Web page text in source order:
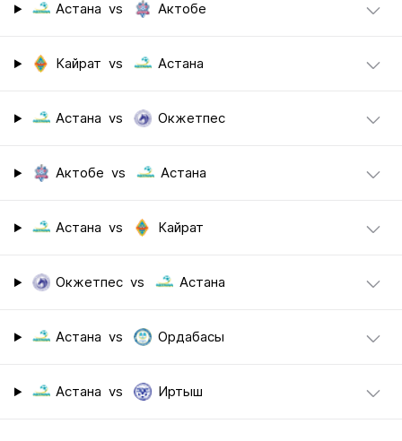
Астана vs Актобе
Кайрат vs Астана
Астана vs Окжетпес
Актобе vs Астана
Астана vs Кайрат
Окжетпес vs Астана
Астана vs Ордабасы
Астана vs Иртыш